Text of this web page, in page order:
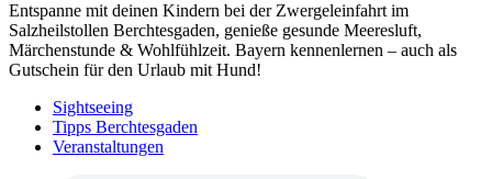
Entspanne mit deinen Kindern bei der Zwergeleinfahrt im
Salzheilstollen Berchtesgaden, genieße gesunde Meeresluft,
Märchenstunde & Wohlfühlzeit. Bayern kennenlernen – auch als
Gutschein für den Urlaub mit Hund!
Sightseeing
Tipps Berchtesgaden
Veranstaltungen